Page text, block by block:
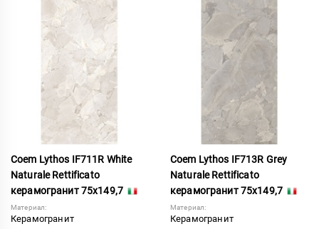
Coem Lythos IF711R White
Naturale Rettificato
керамогранит 75x149,7
Материал:
Керамогранит
Coem Lythos IF713R Grey
Naturale Rettificato
керамогранит 75x149,7
Материал:
Керамогранит